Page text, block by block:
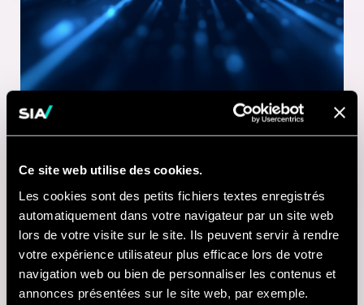
Ce site web utilise des cookies.
Les cookies sont des petits fichiers textes enregistrés
automatiquement dans votre navigateur par un site web
lors de votre visite sur le site. Ils peuvent servir à rendre
votre expérience utilisateur plus efficace lors de votre
navigation web ou bien de personnaliser les contenus et
annonces présentées sur le site web, par exemple.
Nausicaá modernise
sa billetterie digitale